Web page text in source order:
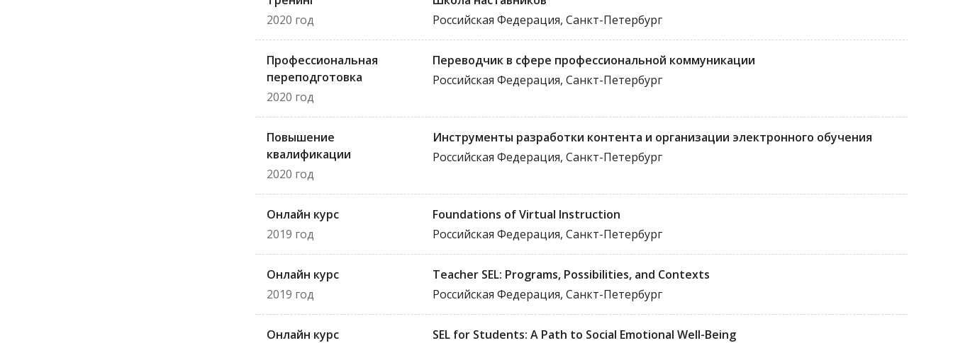
2020 год
Российская Федерация, Санкт-Петербург
Профессиональная
переподготовка
2020 год
Переводчик в сфере профессиональной коммуникации
Российская Федерация, Санкт-Петербург
Повышение
квалификации
2020 год
Инструменты разработки контента и организации электронного обучения
Российская Федерация, Санкт-Петербург
Онлайн курс
2019 год
Foundations of Virtual Instruction
Российская Федерация, Санкт-Петербург
Онлайн курс
2019 год
Teacher SEL: Programs, Possibilities, and Contexts
Российская Федерация, Санкт-Петербург
Онлайн курс
SEL for Students: A Path to Social Emotional Well-Being